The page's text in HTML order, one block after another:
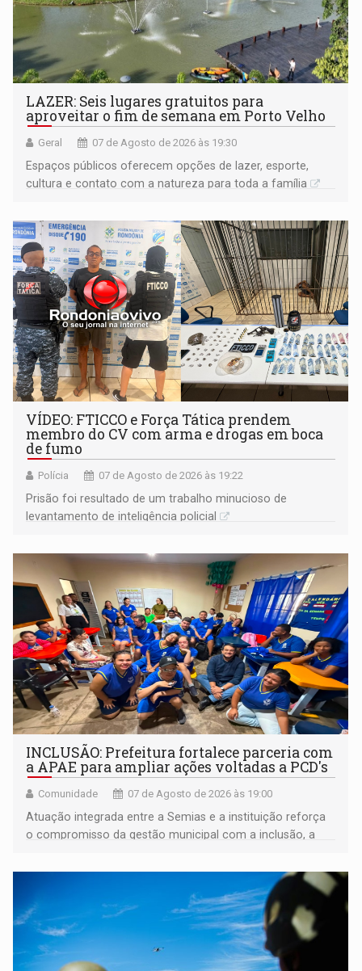
LAZER: Seis lugares gratuitos para
aproveitar o fim de semana em Porto Velho
Geral 07 de Agosto de 2026 às 19:30
Espaços públicos oferecem opções de lazer, esporte,
cultura e contato com a natureza para toda a família
VÍDEO: FTICCO e Força Tática prendem
membro do CV com arma e drogas em boca
de fumo
Polícia 07 de Agosto de 2026 às 19:22
Prisão foi resultado de um trabalho minucioso de
levantamento de inteligência policial
INCLUSÃO: Prefeitura fortalece parceria com
a APAE para ampliar ações voltadas a PCD's
Comunidade 07 de Agosto de 2026 às 19:00
Atuação integrada entre a Semias e a instituição reforça
o compromisso da gestão municipal com a inclusão, a